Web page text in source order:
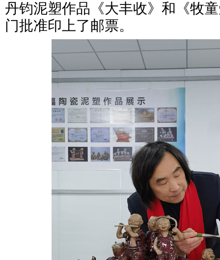
丹钧泥塑作品《大丰收》和《牧
门批准印上了邮票。